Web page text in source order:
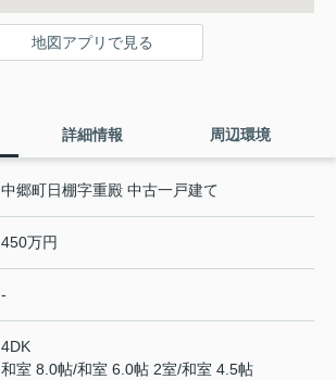
地図アプリで見る
詳細情報 周辺環境
中郷町日棚字重殿 中古一戸建て
450万円
-
4DK
和室 8.0帖/和室 6.0帖 2室/和室 4.5帖